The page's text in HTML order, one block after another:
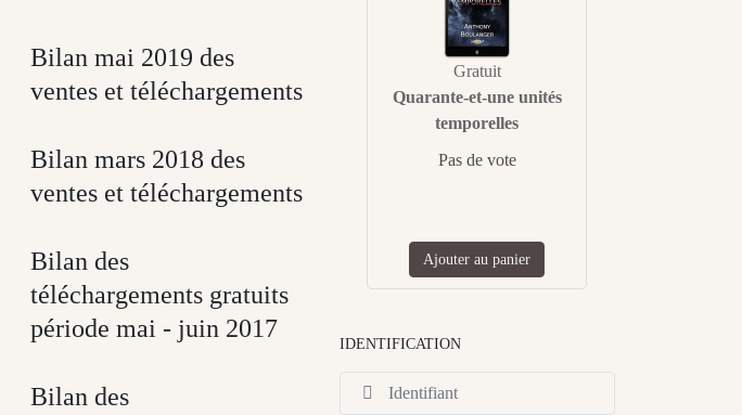
Bilan mai 2019 des
ventes et téléchargements
Bilan mars 2018 des
ventes et téléchargements
Bilan des
téléchargements gratuits
période mai - juin 2017
Bilan des
Gratuit
Quarante-et-une unités
temporelles
Pas de vote
Ajouter au panier
IDENTIFICATION